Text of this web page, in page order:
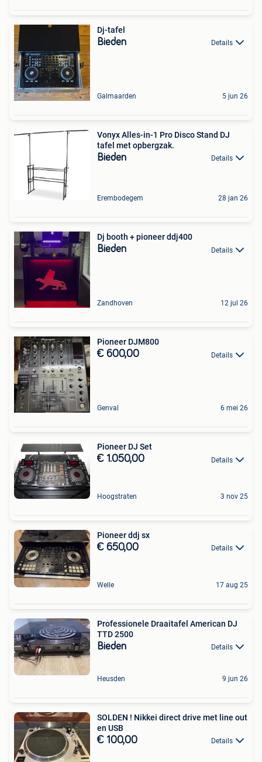
Dj-tafel
Bieden Details
Galmaarden 5 jun 26
Vonyx Alles-in-1 Pro Disco Stand DJ
tafel met opbergzak.
Bieden Details
Erembodegem 28 jan 26
Dj booth + pioneer ddj400
Bieden Details
Zandhoven 12 jul 26
Pioneer DJM800
€ 600,00 Details
Genval 6 mei 26
Pioneer DJ Set
€ 1.050,00 Details
Hoogstraten 3 nov 25
Pioneer ddj sx
€ 650,00 Details
Welle 17 aug 25
Professionele Draaitafel American DJ
TTD 2500
Bieden Details
Heusden 9 jun 26
SOLDEN ! Nikkei direct drive met line out
en USB
€ 100,00 Details